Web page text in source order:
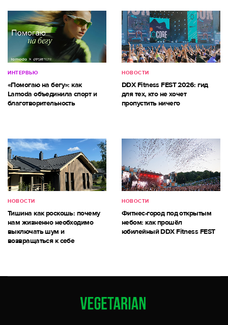
ИНТЕРВЬЮ
«Помогаю на бегу»: как
Lamoda объединила спорт и
благотворительность
НОВОСТИ
DDX Fitness FEST 2026: гид
для тех, кто не хочет
пропустить ничего
НОВОСТИ
Тишина как роскошь: почему
нам жизненно необходимо
выключать шум и
возвращаться к себе
НОВОСТИ
Фитнес-город под открытым
небом: как прошёл
юбилейный DDX Fitness FEST